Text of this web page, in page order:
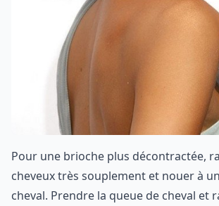
Pour une brioche plus décontractée,
cheveux très souplement et nouer à
cheval. Prendre la queue de cheval et